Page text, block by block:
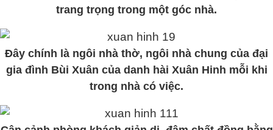
trang trọng trong một góc nhà.
Đây chính là ngôi nhà thờ, ngôi nhà chung của đại
gia đình Bùi Xuân của danh hài Xuân Hinh mỗi khi
trong nhà có việc.